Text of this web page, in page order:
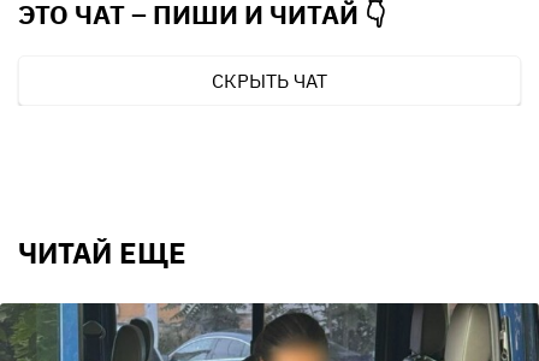
ЭТО ЧАТ – ПИШИ И ЧИТАЙ 👇
СКРЫТЬ ЧАТ
ЧИТАЙ ЕЩЕ